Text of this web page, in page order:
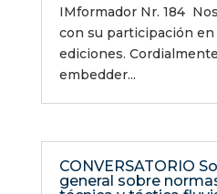
IMformador Nr. 184
con su participación
ediciones.
embedder...
CONVERSATORIO
general sobre